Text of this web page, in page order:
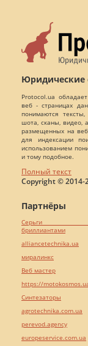
Юридические
Protocol.ua
веб - страницах
понимаются
шота, сканы, видео,
размещенных на веб
для индексации
использованием
и тому подобное.
Полный текст
Copyright ©
Партнёры
Серьги
бриллиантами
alliancetechnika.ua
миралинкс
Веб мастер
https://
Синтезаторы
agrotechnika.com.ua
perevod.agency
europeservice.com.ua